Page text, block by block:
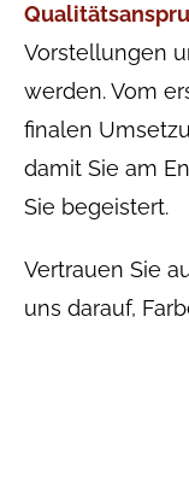
Vorstellungen
werden. Vom
finalen
damit Sie am
Sie begeistert.
Vertrauen Sie
uns darauf,